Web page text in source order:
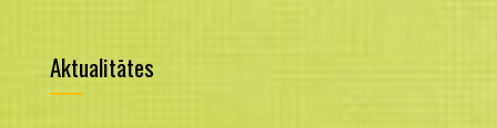
Aktualitātes